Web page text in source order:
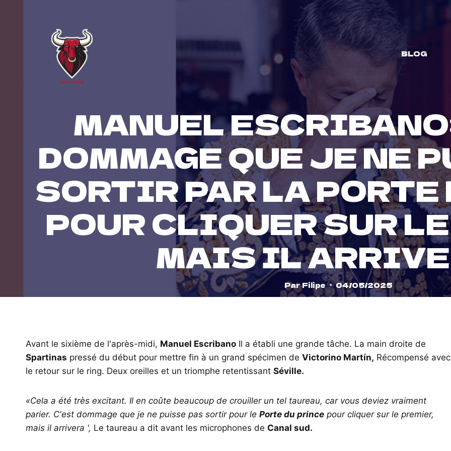
BLOG
MANUEL
DOMMAGE QUE JE NE
SORTIR PAR LA PORTE
POUR CLIQUER SUR
MAIS IL
ParFilipe 04/05/2025
Avant le sixième de l'après-midi, Manuel Escribano Il a établi une grande tâche. La main droite de
Spartinas pressé du début pour mettre fin à un grand spécimen de Victorino Martín, Récompensé avec
le retour sur le ring. Deux oreilles et un triomphe retentissant Séville.
«Cela a été très excitant. Il en coûte beaucoup de crouiller un tel taureau, car vous deviez vraiment
parier. C'est dommage que je ne puisse pas sortir pour le Porte du prince pour cliquer sur le premier,
mais il arrivera ', Le taureau a dit avant les microphones de Canal sud.